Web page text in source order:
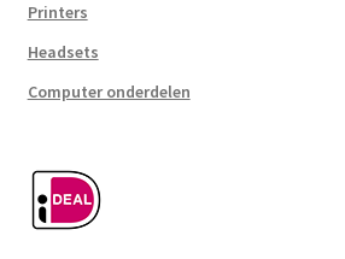
Printers
Headsets
Computer onderdelen